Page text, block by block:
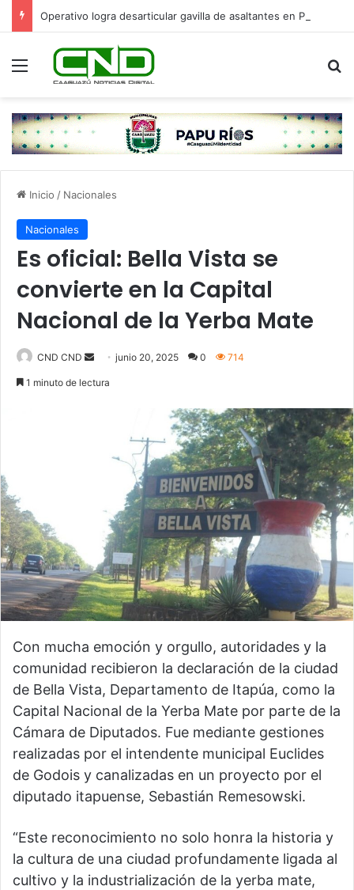
Menú
Inicio / Nacionales
Nacionales
Es oficial: Bella Vista se
convierte en la Capital
Nacional de la Yerba Mate
CND CND junio 20, 2025 0 714
1 minuto de lectura
Con mucha emoción y orgullo, autoridades y la
comunidad recibieron la declaración de la ciudad
de Bella Vista, Departamento de Itapúa, como la
Capital Nacional de la Yerba Mate por parte de la
Cámara de Diputados. Fue mediante gestiones
realizadas por el intendente municipal Euclides
de Godois y canalizadas en un proyecto por el
diputado itapuense, Sebastián Remesowski.
“Este reconocimiento no solo honra la historia y
la cultura de una ciudad profundamente ligada al
cultivo y la industrialización de la yerba mate,